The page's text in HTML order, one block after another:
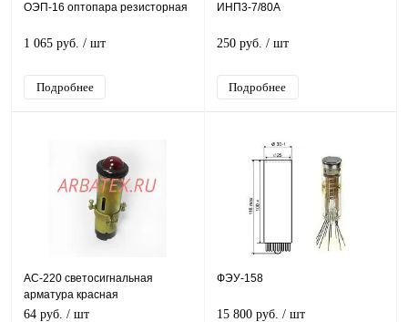
ОЭП-16 оптопара резисторная
1 065 руб. / шт
Подробнее
ИНП3-7/80А
250 руб. / шт
Подробнее
АС-220 светосигнальная
арматура красная
64 руб. / шт
ФЭУ-158
15 800 руб. / шт